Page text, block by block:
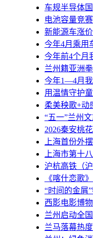
车规半导体
电池容量竞
新能源车涨
今年4月乘用
今年前4个月
兰州籍亚洲
今年1—4月我
用温情守护
柔美秧歌+动
“五一”兰州
2026秦安桃
上海首份外
上海市第十
沪杭高铁（
《喀什恋歌
“时间的金屑
西影电影博
兰州启动全
兰马落幕热